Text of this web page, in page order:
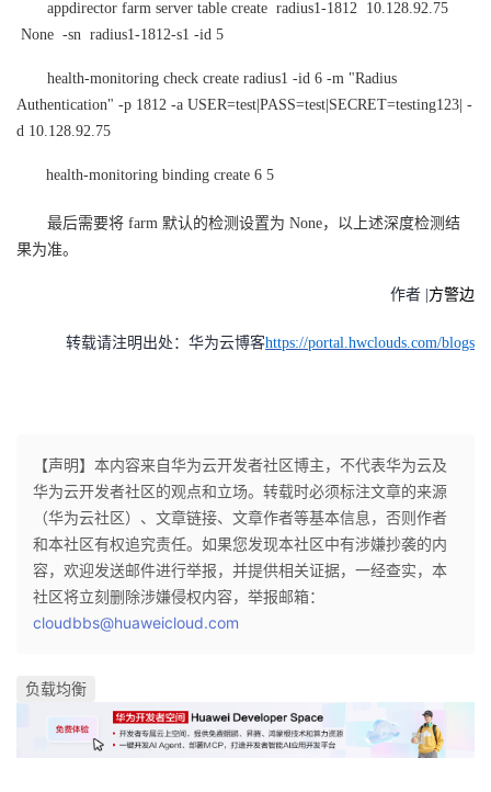
appdirector farm server table create radius1-1812 10.128.92.75
None -sn radius1-1812-s1 -id 5
health-monitoring check create radius1 -id 6 -m "Radius
Authentication" -p 1812 -a USER=test|PASS=test|SECRET=testing123| -
d 10.128.92.75
health-monitoring binding create 6 5
最后需要将 farm 默认的检测设置为 None，以上述深度检测结
果为准。
作者 | 方警边
转载请注明出处：华为云博客https://portal.hwclouds.com/blogs
【声明】本内容来自华为云开发者社区博主，不代表华为云及
华为云开发者社区的观点和立场。转载时必须标注文章的来源
（华为云社区）、文章链接、文章作者等基本信息，否则作者
和本社区有权追究责任。如果您发现本社区中有涉嫌抄袭的内
容，欢迎发送邮件进行举报，并提供相关证据，一经查实，本
社区将立刻删除涉嫌侵权内容，举报邮箱：
cloudbbs@huaweicloud.com
负载均衡